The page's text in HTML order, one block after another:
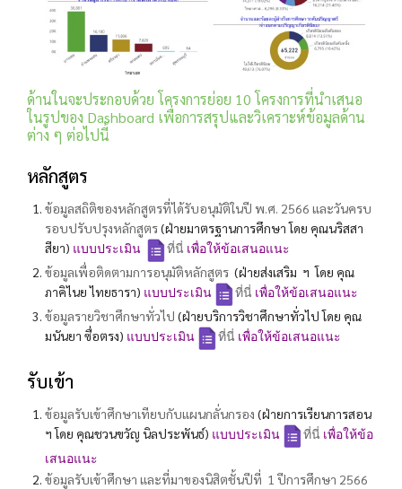
ด้านในจะประกอบด้วย โครงการย่อย 10 โครงการที่นำเสนอ
ในรูปของ Dashboard เพื่อการสรุปและวิเคราะห์ข้อมูลด้าน
ต่าง ๆ ต่อไปนี้
หลักสูตร
ข้อมูลสถิติของหลักสูตรที่ได้รับอนุมัติในปี พ.ศ. 2566 และวันครบ
รอบปรับปรุงหลักสูตร(ฝ่ายมาตรฐานการศึกษา โดย คุณนริสสา
สียา) แบบประเมิน ที่นี่ เพื่อให้ข้อเสนอแนะ
ข้อมูลเพื่อติดตามการอนุมัติหลักสูตร (ฝ่ายส่งเสริม ฯ โดย คุณ
ภาคิไนย ไทยธารา) แบบประเมิน ที่นี่ เพื่อให้ข้อเสนอแนะ
ข้อมูลรายวิชาศึกษาทั่วไป (ฝ่ายบริการวิชาศึกษาทั่วไป โดย คุณ
มนันยา ซื่อตรง) แบบประเมิน ที่นี่ เพื่อให้ข้อเสนอแนะ
รับเข้า
ข้อมูลรับเข้าศึกษาเทียบกับแผนกลั่นกรอง (ฝ่ายการเรียนการสอน
ฯ โดย คุณชวนขวัญ นิลประพันธ์) แบบประเมิน ที่นี่ เพื่อให้ข้อ
เสนอแนะ
ข้อมูลรับเข้าศึกษา และที่มาของนิสิตชั้นปีที่ 1 ปีการศึกษา 2566